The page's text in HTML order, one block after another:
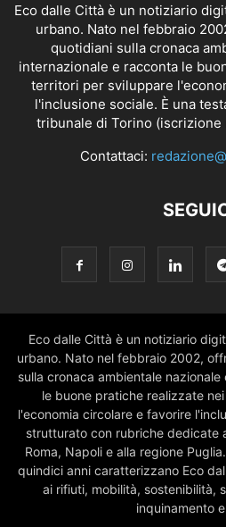
Eco dalle Città è un notiziario
urbano. Nato nel febbraio
quotidiani sulla cronaca
internazionale e racconta le
territori per sviluppare
l'inclusione sociale. È una
tribunale di Torino (iscrizione
Contattaci:
Eco dalle Città è un notiziario
urbano. Nato nel febbraio 2002,
sulla cronaca ambientale
le buone pratiche realizzate
l'economia circolare e favorire
strutturato con rubriche dedicate
Roma, Napoli e alla regione
quindici anni caratterizzano Eco
ai rifiuti, mobilità, sostenibilità,
inquinamento